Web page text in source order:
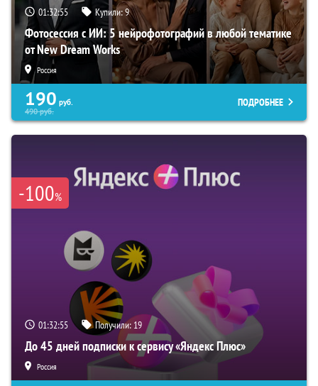
01:32:54 Купили:9
Фотосессия с ИИ: 5 нейрофотографий в любой тематике
от New Dream Works
Россия
190 руб.
490руб.
ПОДРОБНЕЕ
-100%
01:32:54 Получили: 19
До 45 дней подписки к сервису «Яндекс Плюс»
Россия